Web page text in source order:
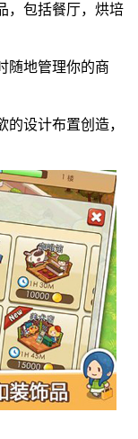
，包括餐厅，烘培
随地管理你的商
设计布置创造，